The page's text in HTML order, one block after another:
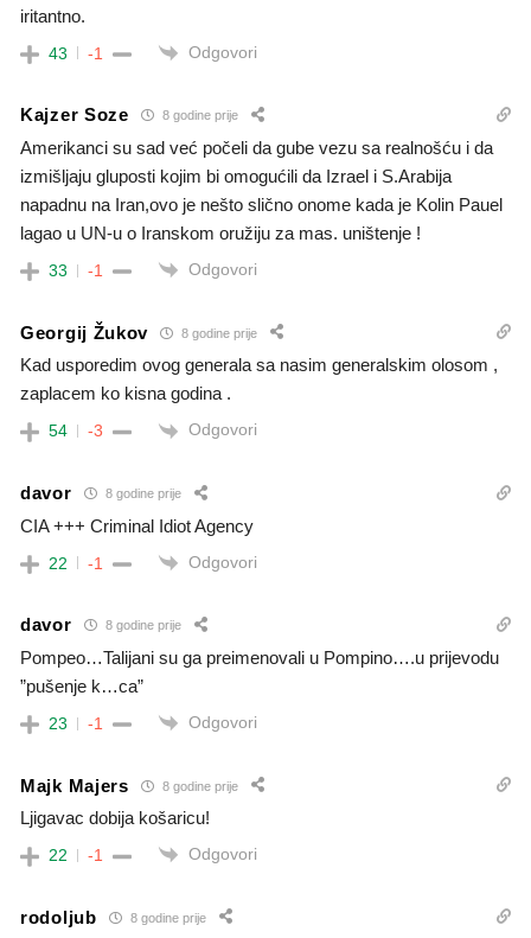
iritantno.
43 -1 Odgovori
Kajzer Soze 8 godine prije
Amerikanci su sad već počeli da gube vezu sa realnošću i da
izmišljaju gluposti kojim bi omogućili da Izrael i S.Arabija
napadnu na Iran,ovo je nešto slično onome kada je Kolin Pauel
lagao u UN-u o Iranskom oružiju za mas. uništenje !
33 -1 Odgovori
Georgij Žukov 8 godine prije
Kad usporedim ovog generala sa nasim generalskim olosom ,
zaplacem ko kisna godina .
54 -3 Odgovori
davor 8 godine prije
CIA +++ Criminal Idiot Agency
22 -1 Odgovori
davor 8 godine prije
Pompeo…Talijani su ga preimenovali u Pompino….u prijevodu
”pušenje k…ca”
23 -1 Odgovori
Majk Majers 8 godine prije
Ljigavac dobija košaricu!
22 -1 Odgovori
rodoljub 8 godine prije